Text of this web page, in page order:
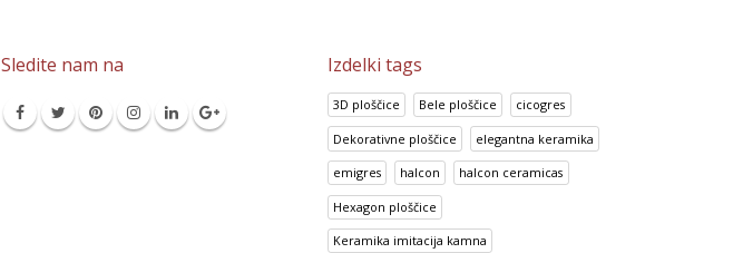
Sledite nam na Izdelki tags
3D ploščice Bele ploščice cicogres
Dekorativne ploščice elegantna keramika
emigres halcon halcon ceramicas
Hexagon ploščice
Keramika imitacija kamna